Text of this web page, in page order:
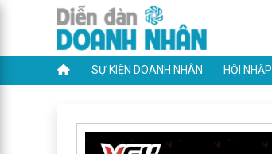
SỰ KIỆN DOANH NHÂN HỘI NHẬP